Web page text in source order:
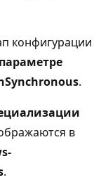
конфигурации
параметре
.
в
.